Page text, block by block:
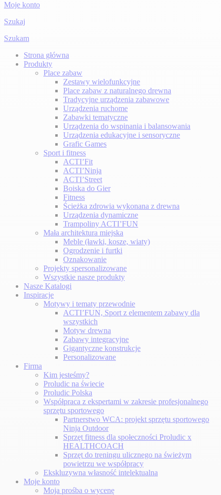
Moje konto
Szukaj
Szukam
Strona główna
Produkty
Place zabaw
Zestawy wielofunkcyjne
Place zabaw z naturalnego drewna
Tradycyjne urządzenia zabawowe
Urządzenia ruchome
Zabawki tematyczne
Urządzenia do wspinania i balansowania
Urządzenia edukacyjne i sensoryczne
Grafic Games
Sport i fitness
ACTI’Fit
ACTI’Ninja
ACTI’Street
Boiska do Gier
Fitness
Ścieżka zdrowia wykonana z drewna
Urządzenia dynamiczne
Trampoliny ACTI’FUN
Mała architektura miejska
Meble (ławki, kosze, wiaty)
Ogrodzenie i furtki
Oznakowanie
Projekty spersonalizowane
Wszystkie nasze produkty
Nasze Katalogi
Inspiracje
Motywy i tematy przewodnie
ACTI’FUN, Sport z elementem zabawy dla
wszystkich
Motyw drewna
Zabawy integracyjne
Gigantyczne konstrukcje
Personalizowane
Firma
Kim jesteśmy?
Proludic na świecie
Proludic Polska
Współpraca z ekspertami w zakresie profesjonalnego
sprzętu sportowego
Partnerstwo WCA: projekt sprzętu sportowego
Ninja Outdoor
Sprzęt fitness dla społeczności Proludic x
HEALTHCOACH
Sprzęt do treningu ulicznego na świeżym
powietrzu we współpracy
Ekskluzywna własność intelektualna
Moje konto
Moja prośba o wycenę